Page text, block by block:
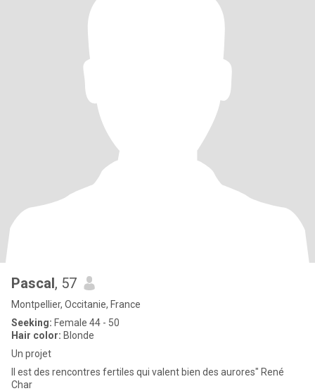
Pascal, 57
Montpellier, Occitanie, France
Seeking: Female 44 - 50
Hair color: Blonde
Un projet
Il est des rencontres fertiles qui valent bien des aurores" René
Char